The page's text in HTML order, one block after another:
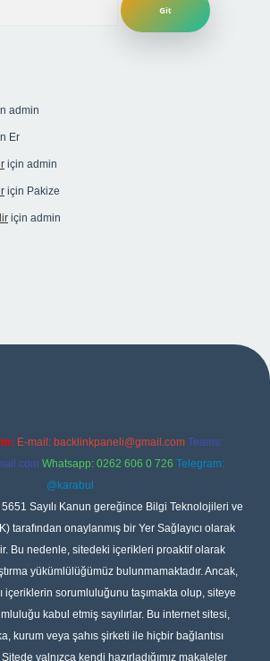
admin
Er
için admin
için Pakize
için admin
E-mail: backlinkpaneli@gmail.com Teams:
Whatsapp: 0262 606 0 726 Telegram:
@karabul
Sayılı Kanun gereğince Bilgi Teknolojileri ve
tarafından onaylanmış bir Yer Sağlayıcı olarak
Bu nedenle, sitedeki içerikleri proaktif olarak
yükümlülüğümüz bulunmamaktadır. Ancak,
içeriklerin sorumluluğunu taşımakta olup, siteye
kabul etmiş sayılırlar. Bu internet sitesi,
kurum veya şahıs şirketi ile hiçbir bağlantısı
yalnızca kendi hazırladığımız makaleler